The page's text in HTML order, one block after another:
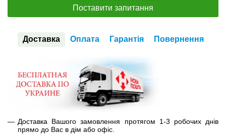
Поставити запитання
Доставка Оплата Гарантія Повернення
Доставка Вашого замовлення протягом 1-3 робочих днів
прямо до Вас в дім або офіс.